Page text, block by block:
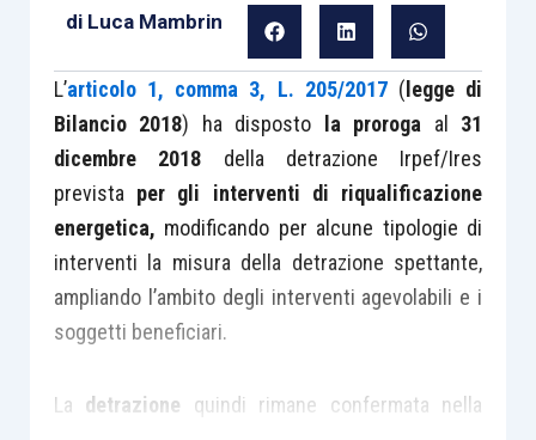
di Luca Mambrin
L’articolo 1, comma 3, L. 205/2017( legge di
Bilancio 2018) ha disposto la proroga al 31
dicembre 2018 della detrazione Irpef/Ires
prevista per gli interventi di riqualificazione
energetica, modificando per alcune tipologie di
interventi la misura della detrazione spettante,
ampliando l’ambito degli interventi agevolabili e i
soggetti beneficiari.
La detrazione quindi rimane confermata nella